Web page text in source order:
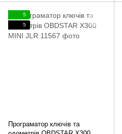
5
5
Програматор ключів та